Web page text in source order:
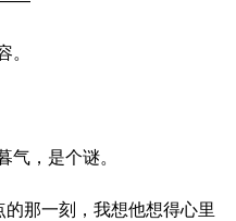
，是个谜。
那一刻，我想他想得心里